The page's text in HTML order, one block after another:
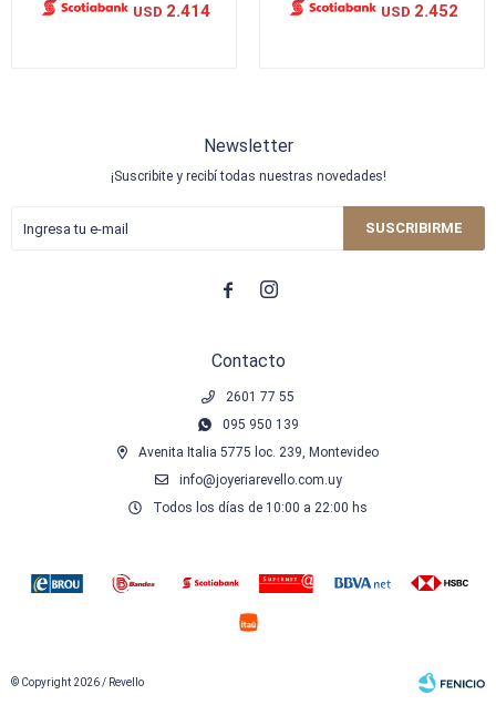
USD 2.414 USD 2.452
Contacto
2601 77 55
095 950 139
Avenita Italia 5775 loc. 239, Montevideo
info@joyeriarevello.com.uy
Todos los días de 10:00 a 22:00 hs
Newsletter
¡Suscribite y recibí todas nuestras novedades!
SUSCRIBIRME
 
© Copyright 2026 / Revello